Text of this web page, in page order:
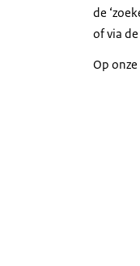
de
of via
Op